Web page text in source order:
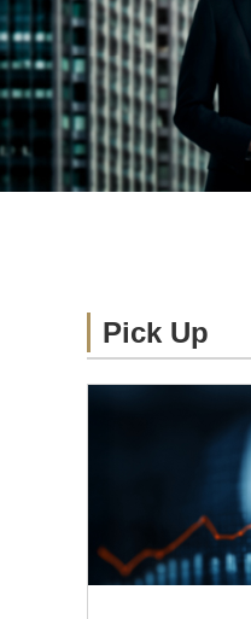
Pick Up